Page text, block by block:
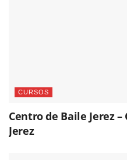
CURSOS
Centro de Baile Jerez
Jerez